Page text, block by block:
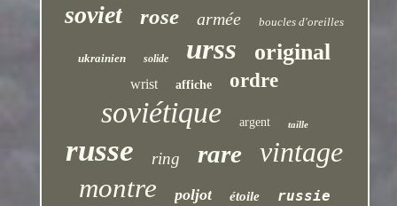
soviet rose armée boucles d'oreilles
ukrainien solide urss original
wrist affiche ordre
soviétique argent taille
russe ring rare vintage
montre poljot étoile
russie